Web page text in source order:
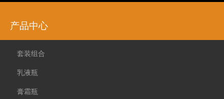
产品中心
套装组合
乳液瓶
膏霜瓶